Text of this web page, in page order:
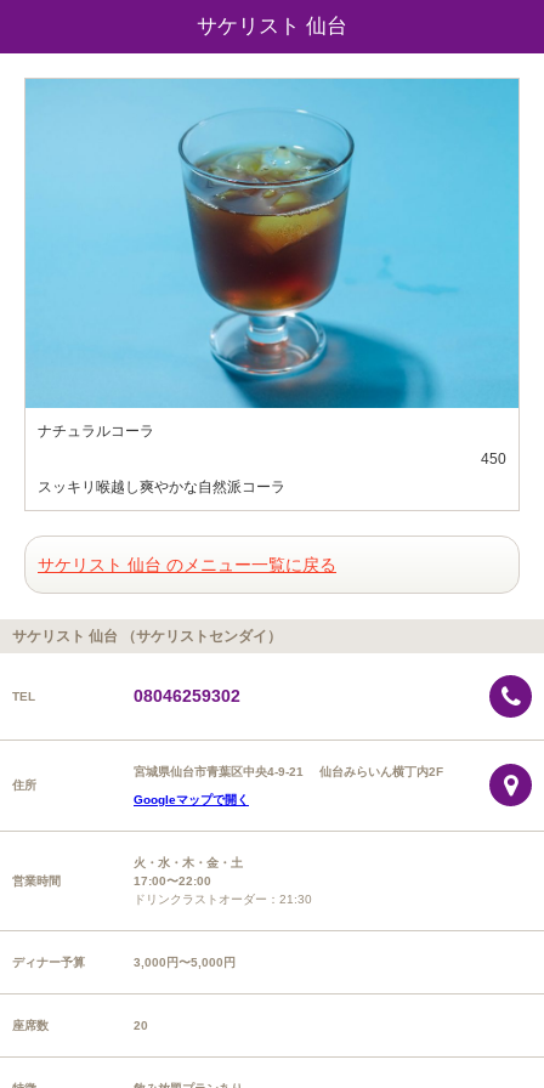
サケリスト 仙台
ナチュラルコーラ
450
スッキリ喉越し爽やかな自然派コーラ
サケリスト 仙台 のメニュー一覧に戻る
サケリスト 仙台 （サケリストセンダイ）
TEL 08046259302
住所
宮城県仙台市青葉区中央4-9-21 仙台みらいん横丁内2F
Googleマップで開く
営業時間
火・水・木・金・土
17:00〜22:00
ドリンクラストオーダー：21:30
ディナー予算 3,000円〜5,000円
座席数 20